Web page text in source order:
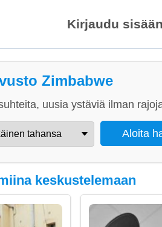
Kirjaudu sisään
Zimbabwe
uusia ystäviä ilman
keskustelemaan